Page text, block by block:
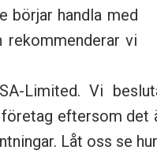
börjar handla med
rekommenderar vi
Limited. Vi
eftersom
Låt oss se